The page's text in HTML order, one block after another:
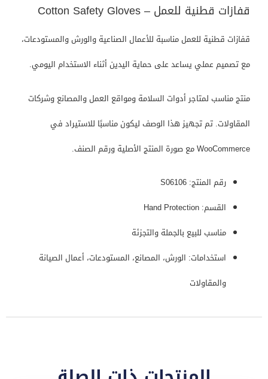
قفازات قطنية للعمل – Cotton Safety Gloves
قفازات قطنية للعمل مناسبة للأعمال الصناعية والورش والمستودعات،
مع تصميم عملي يساعد على حماية اليدين أثناء الاستخدام اليومي.
منتج مناسب لمتاجر أدوات السلامة ومواقع العمل والمصانع وشركات
المقاولات. تم تجهيز هذا الوصف ليكون مناسبًا للاستيراد في
WooCommerce مع صورة المنتج الأصلية ورقم الصنف.
رقم المنتج: S06106
القسم: Hand Protection
مناسب للبيع بالجملة والتجزئة
استخدامات: الورش، المصانع، المستودعات، أعمال الصيانة
والمقاولات